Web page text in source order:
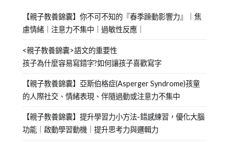
【親子教養錦囊】你不可不知的『春季躁動影響力』｜焦
慮情緒｜注意力不集中｜過敏性反應｜
<親子教養錦囊>語文的重要性
孩子為什麼容易寫錯字?如何讓孩子喜歡寫字
【親子教養錦囊】亞斯伯格症(Asperger Syndrome)孩童
的人際社交、情緒表現、伴隨過動或注意力不集中
【親子教養錦囊】提升學習力小方法-錯感練習，優化大腦
功能｜啟動學習動機｜提升思考力與邏輯力